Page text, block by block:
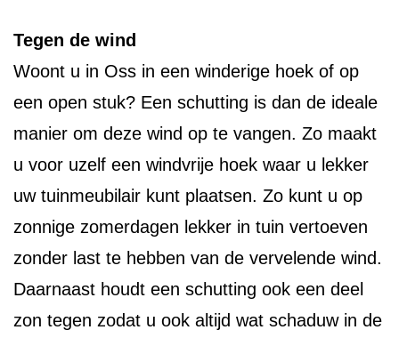
Tegen de wind
Woont u in Oss in een winderige hoek of op
een open stuk? Een schutting is dan de ideale
manier om deze wind op te vangen. Zo maakt
u voor uzelf een windvrije hoek waar u lekker
uw tuinmeubilair kunt plaatsen. Zo kunt u op
zonnige zomerdagen lekker in tuin vertoeven
zonder last te hebben van de vervelende wind.
Daarnaast houdt een schutting ook een deel
zon tegen zodat u ook altijd wat schaduw in de